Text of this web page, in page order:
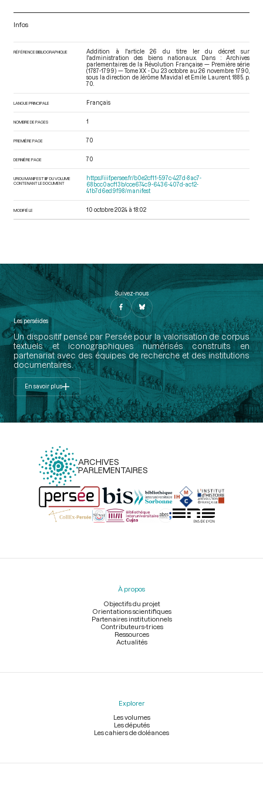
Infos
RÉFÉRENCE BIBLIOGRAPHIQUE
Addition à l'article 26 du titre ler du décret sur
l'administration des biens nationaux. Dans : Archives
parlementaires de la Révolution Française — Première série
(1787-1799) — Tome XX - Du 23 octobre au 26 novembre 1790
sous la direction de Jérôme Mavidal et Emile Laurent. 1885. p.
70.
LANGUE PRINCIPALE Français
NOMBRE DE PAGES 1
PREMIÈRE PAGE 70
DERNIÈRE PAGE 70
URI DU MANIFEST IIIF DU VOLUME
CONTENANT LE DOCUMENT
https://iiif.persee.fr/b0e2cf11-597c-427d-8ac7-
68bcc0acf13b/cce674c9-6436-407d-ac12-
41b7d6ed9f98/manifest
MODIFIÉ LE 10 octobre 2024 à 18:02
Suivez-nous
Les perséides
Un dispositif pensé par Persée pour la valorisation de corpus
textuels et iconographiques numérisés construits en
partenariat avec des équipes de recherche et des institutions
documentaires.
En savoir plus
ARCHIVES
PARLEMENTAIRES
Menu
À propos
Objectifs du projet
Orientations scientifiques
Partenaires institutionnels
Contributeurs-trices
Ressources
Actualités
Explorer
Les volumes
Les députés
Les cahiers de doléances